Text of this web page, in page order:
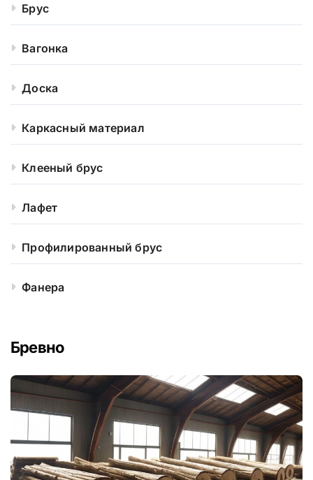
Брус
Вагонка
Доска
Каркасный материал
Клееный брус
Лафет
Профилированный брус
Фанера
Бревно